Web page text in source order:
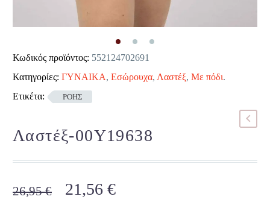
Κωδικός προϊόντος: 552124702691
Κατηγορίες: ΓΥΝΑΙΚΑ, Εσώρουχα, Λαστέξ, Με πόδι.
Ετικέτα:
ΡΟΗΣ
Λαστέξ-00Y19638
26,95€
Original
21,56 €Η